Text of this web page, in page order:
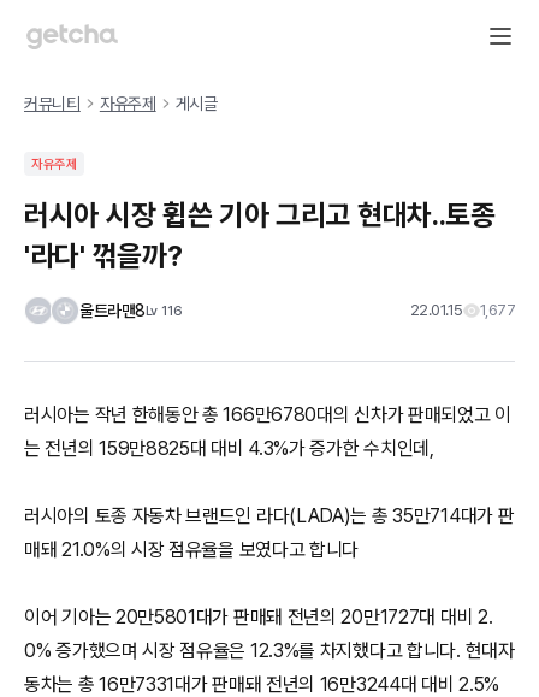
커뮤니티 자유주제 게시글
자유주제
러시아 시장 휩쓴 기아 그리고 현대차..토종
'라다' 꺾을까?
울트라맨8Lv 116 22.01.15 1,677
러시아는 작년 한해동안 총 166만6780대의 신차가 판매되었고 이
는 전년의 159만8825대 대비 4.3%가 증가한 수치인데,
러시아의 토종 자동차 브랜드인 라다(LADA)는 총 35만714대가 판
매돼 21.0%의 시장 점유율을 보였다고 합니다
이어 기아는 20만5801대가 판매돼 전년의 20만1727대 대비 2.
0% 증가했으며 시장 점유율은 12.3%를 차지했다고 합니다. 현대자
동차는 총 16만7331대가 판매돼 전년의 16만3244대 대비 2.5%